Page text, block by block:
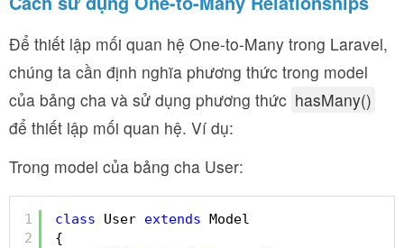
Để thiết lập mối quan hệ One-to-Many trong Laravel,
chúng ta cần định nghĩa phương thức trong model
của bảng cha và sử dụng phương thức hasMany()
để thiết lập mối quan hệ. Ví dụ:
Trong model của bảng cha User:
1
2
class User extends Model
{